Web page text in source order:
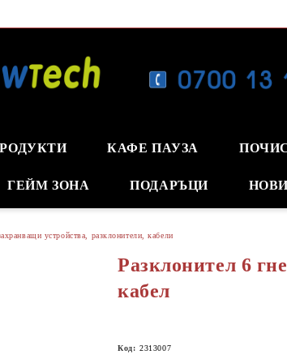
КАФЕ ПАУЗА
ГЕЙМ ЗОНА ПОДАРЪЦИ
устройства, разклонители, кабели
Разклонител 6
кабел
Код: 2313007